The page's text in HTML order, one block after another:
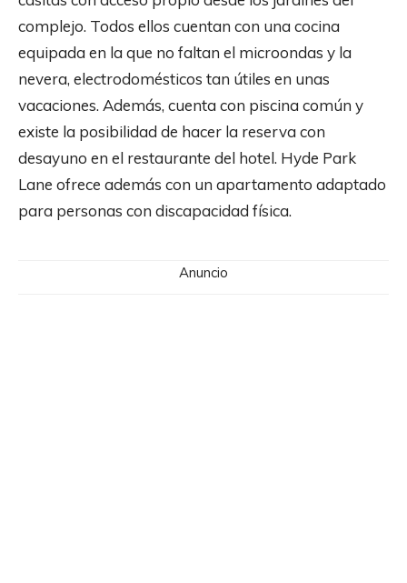
complejo. Todos ellos cuentan con una cocina
equipada en la que no faltan el microondas y la
nevera, electrodomésticos tan útiles en unas
vacaciones. Además, cuenta con piscina común y
existe la posibilidad de hacer la reserva con
desayuno en el restaurante del hotel. Hyde Park
Lane ofrece además con un apartamento adaptado
para personas con discapacidad física.
Anuncio